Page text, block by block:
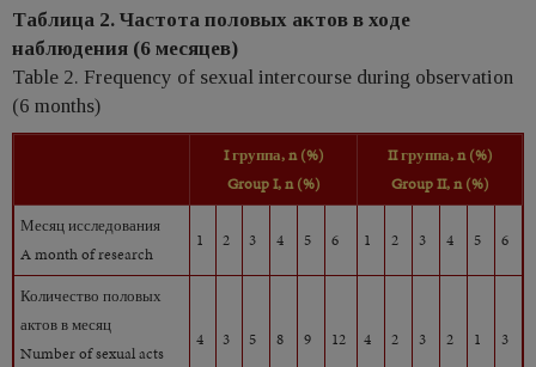
Таблица 2. Частота половых актов в ходе
наблюдения (6 месяцев)
Table 2. Frequency of sexual intercourse during observation
(6 months)
Iгруппа,n (%)
Group I, n (%)
IIгруппа,n (%)
GroupII,n (%)
Месяц исследования
A month of research
1 2 3 4 5 6 1 2 3 4 5 6
Количество половых
актов в месяц
Number of sexual acts
4 3 5 8 9 12 4 2 3 2 1 3